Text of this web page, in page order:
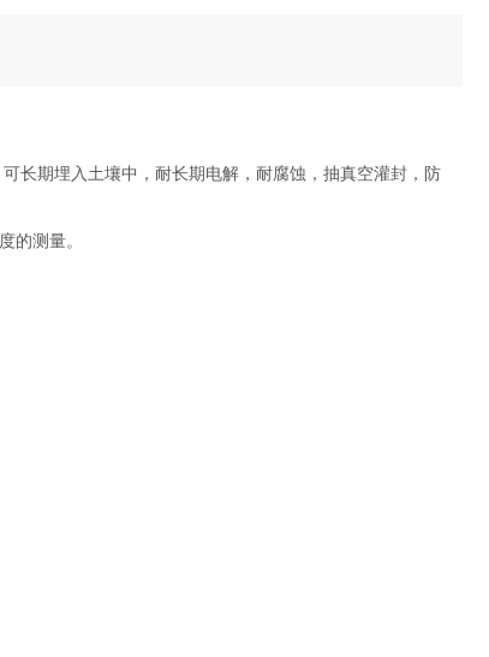
长期埋入土壤中，耐长期电解，耐腐蚀，抽真空灌封，防
的测量。